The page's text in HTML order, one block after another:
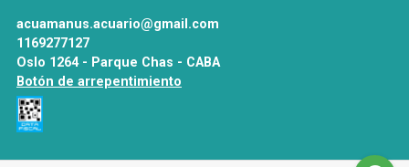
acuamanus.acuario@gmail.com
1169277127
Oslo 1264 - Parque Chas - CABA
Botón de arrepentimiento